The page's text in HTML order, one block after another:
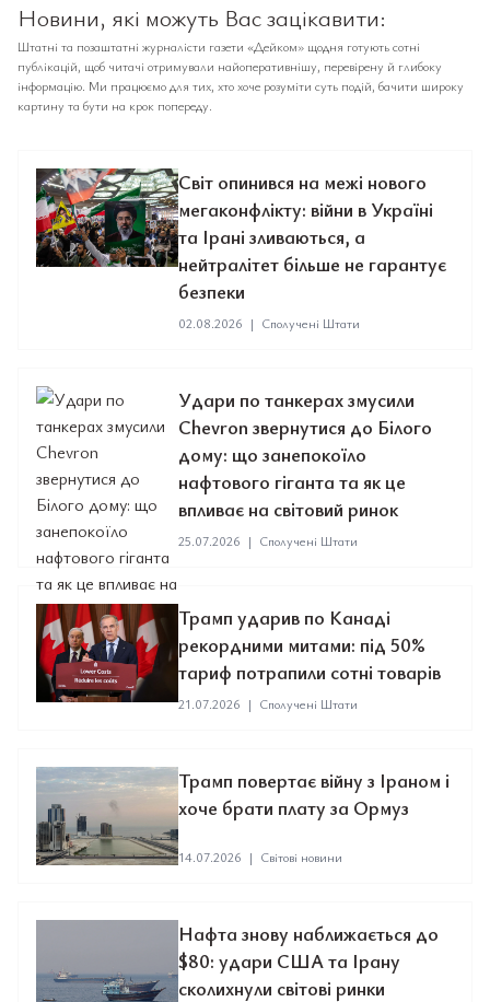
Новини, які можуть Вас зацікавити:
Штатні та позаштатні журналісти газети «Дейком» щодня готують сотні
публікацій, щоб читачі отримували найоперативнішу, перевірену й глибоку
інформацію. Ми працюємо для тих, хто хоче розуміти суть подій, бачити широку
картину та бути на крок попереду.
Світ опинився на межі нового
мегаконфлікту: війни в Україні
та Ірані зливаються, а
нейтралітет більше не гарантує
безпеки
02.08.2026 | Сполучені Штати
Удари по танкерах змусили
Chevron звернутися до Білого
дому: що занепокоїло
нафтового гіганта та як це
впливає на світовий ринок
25.07.2026 | Сполучені Штати
Трамп ударив по Канаді
рекордними митами: під 50%
тариф потрапили сотні товарів
21.07.2026 | Сполучені Штати
Трамп повертає війну з Іраном і
хоче брати плату за Ормуз
14.07.2026 | Світові новини
Нафта знову наближається до
$80: удари США та Ірану
сколихнули світові ринки